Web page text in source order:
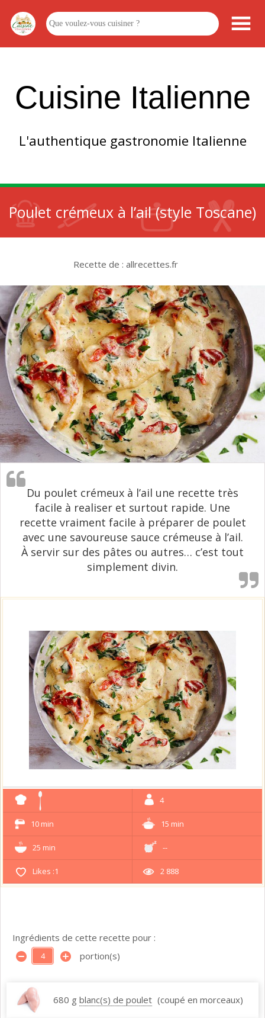
Cuisine Italienne
L'authentique gastronomie Italienne
Poulet crémeux à l’ail (style Toscane)
Recette de : allrecettes.fr
Du poulet crémeux à l’ail une recette très
facile à realiser et surtout rapide. Une
recette vraiment facile à préparer de poulet
avec une savoureuse sauce crémeuse à l’ail.
À servir sur des pâtes ou autres… c’est tout
simplement divin.
4
10 min 15 min
25 min --
Likes :1 2 888
Ingrédients de cette recette pour :
portion(s)
680 g blanc(s) de poulet (coupé en morceaux)